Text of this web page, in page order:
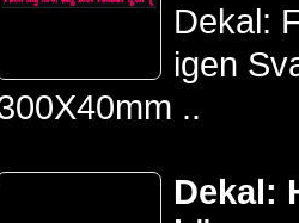
Dekal:
igen
..
Dekal: